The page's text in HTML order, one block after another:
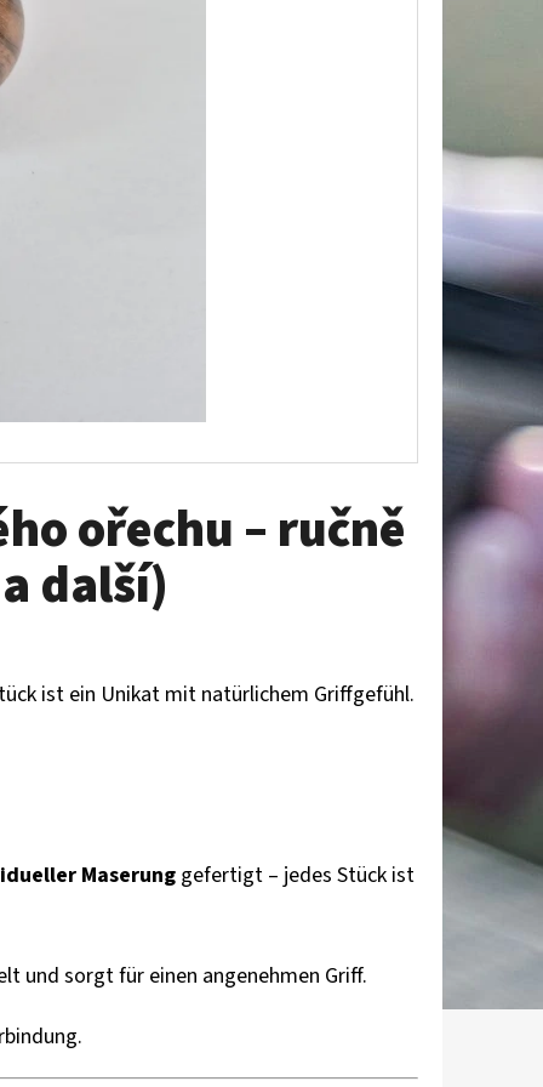
ořechu – ručně
další)
ist ein Unikat mit natürlichem Griffgefühl.
Maserung gefertigt – jedes Stück ist
und sorgt für einen angenehmen Griff.
REH –